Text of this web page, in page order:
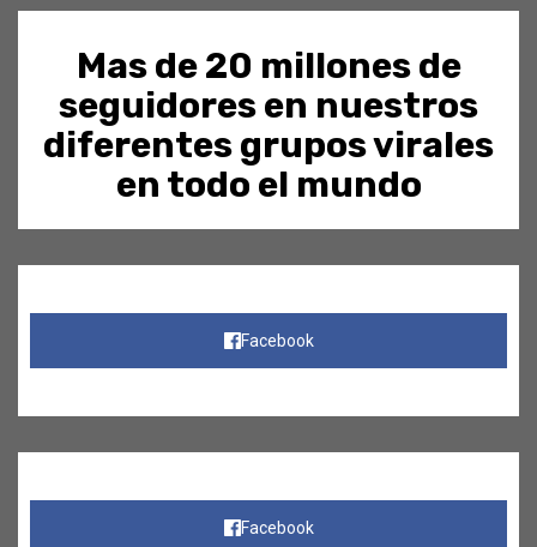
Mas de 20 millones de
seguidores en nuestros
diferentes grupos virales
en todo el mundo
Facebook
Facebook